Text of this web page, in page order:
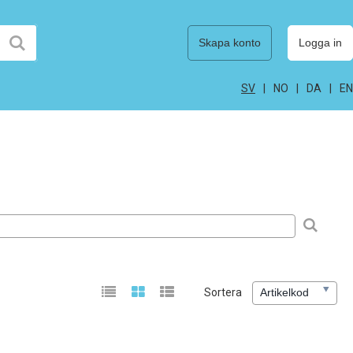
Logga in
Skapa konto
SV NO DA EN
Sortera Artikelkod